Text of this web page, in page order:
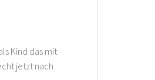
Kind das mit
jetzt nach